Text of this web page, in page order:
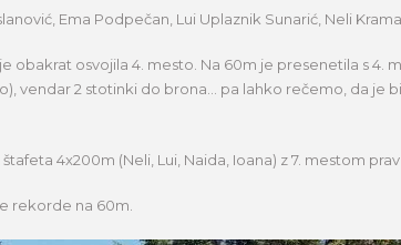
Ema Podpečan, Lui Uplaznik Sunarić, Neli
obakrat osvojila 4. mesto. Na 60m je presenetila s
vendar 2 stotinki do brona… pa lahko rečemo, da je
4x200m (Neli, Lui, Naida, Ioana) z 7. mestom
rekorde na 60m.